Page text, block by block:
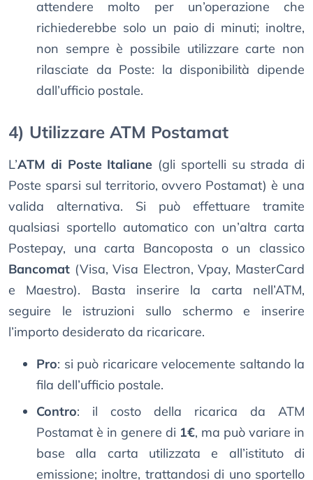
attendere molto per un’operazione che
richiederebbe solo un paio di minuti; inoltre,
non sempre è possibile utilizzare carte non
rilasciate da Poste: la disponibilità dipende
dall’ufficio postale.
4) Utilizzare ATM Postamat
L’ATM di Poste Italiane (gli sportelli su strada di
Poste sparsi sul territorio, ovvero Postamat) è una
valida alternativa. Si può effettuare tramite
qualsiasi sportello automatico con un’altra carta
Postepay, una carta Bancoposta o un classico
Bancomat (Visa, Visa Electron, Vpay, MasterCard
e Maestro). Basta inserire la carta nell’ATM,
seguire le istruzioni sullo schermo e inserire
l’importo desiderato da ricaricare.
Pro: si può ricaricare velocemente saltando la
fila dell’ufficio postale.
Contro: il costo della ricarica da ATM
Postamat è in genere di 1€, ma può variare in
base alla carta utilizzata e all’istituto di
emissione; inoltre, trattandosi di uno sportello